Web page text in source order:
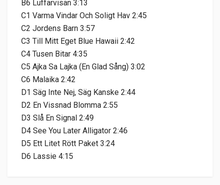
B6 Luffarvisan 3:13
C1 Varma Vindar Och Soligt Hav 2:45
C2 Jordens Barn 3:57
C3 Till Mitt Eget Blue Hawaii 2:42
C4 Tusen Bitar 4:35
C5 Ajka Sa Lajka (En Glad Sång) 3:02
C6 Malaika 2:42
D1 Säg Inte Nej, Säg Kanske 2:44
D2 En Vissnad Blomma 2:55
D3 Slå En Signal 2:49
D4 See You Later Alligator 2:46
D5 Ett Litet Rött Paket 3:24
D6 Lassie 4:15